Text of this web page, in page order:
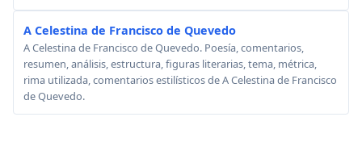
A Celestina de Francisco de Quevedo
A Celestina de Francisco de Quevedo. Poesía, comentarios,
resumen, análisis, estructura, figuras literarias, tema, métrica,
rima utilizada, comentarios estilísticos de A Celestina de Francisco
de Quevedo.